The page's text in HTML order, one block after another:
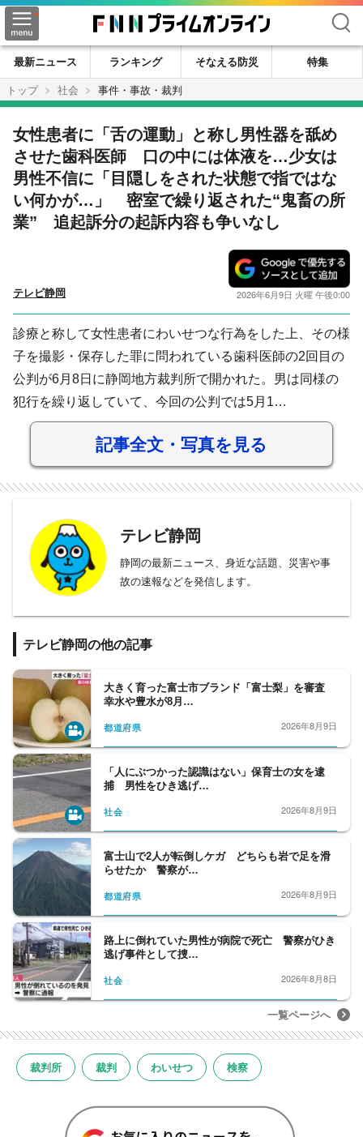
検索
最新ニュース ランキング そなえる防災
特集
トップ
社会 事件・事故・裁判
女性患者に「舌の運動」と称し男性器を舐め
させた歯科医師 口の中には体液を…少女は
男性不信に「目隠しをされた状態で指ではな
い何かが…」 密室で繰り返された“鬼畜の所
業” 追起訴分の起訴内容も争いなし
テレビ静岡 2026年6月9日 火曜 午後0:00
診療と称して女性患者にわいせつな行為をした上、その様
子を撮影・保存した罪に問われている歯科医師の2回目の
公判が6月8日に静岡地方裁判所で開かれた。男は同様の
犯行を繰り返していて、今回の公判では5月1…
記事全文・写真を見る
テレビ静岡
静岡の最新ニュース、身近な話題、災害や事
故の速報などを発信します。
テレビ静岡の他の記事
大きく育った富士市ブランド「富士梨」を審査
幸水や豊水が8月…
都道府県 2026年8月9日
「人にぶつかった認識はない」保育士の女を逮
捕 男性をひき逃げ…
社会 2026年8月9日
富士山で2人が転倒しケガ どちらも岩で足を滑
らせたか 警察が…
都道府県 2026年8月9日
路上に倒れていた男性が病院で死亡 警察がひき
逃げ事件として捜…
社会 2026年8月8日
一覧ページへ
裁判所 裁判 わいせつ 検察